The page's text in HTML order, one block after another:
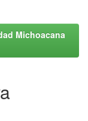
Michoacana